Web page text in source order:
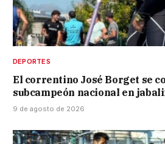
DEPORTES
El correntino José Borget se
subcampeón nacional en
9 de agosto de 2026